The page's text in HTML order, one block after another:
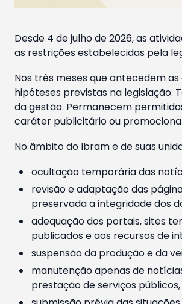
Desde 4 de julho de 2026, as
as restrições estabelecidas pela
Nos três meses que antecedem
hipóteses previstas na legislação.
da gestão. Permanecem
caráter publicitário ou
No âmbito do Ibram e de suas
ocultação temporária das
revisão e adaptação das
preservada a integridade dos
adequação dos portais, sites
publicados e aos recursos de
suspensão da produção e da
manutenção apenas de
prestação de serviços